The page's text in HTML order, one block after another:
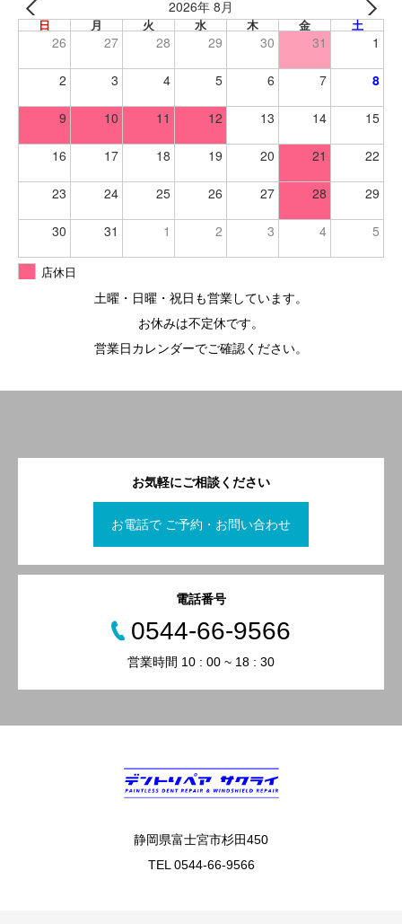
2026年 8月
日 月 火 水 木 金 土
26 27 28 29 30 31 1
2 3 4 5 6 7 8
9 10 11 12 13 14 15
16 17 18 19 20 21 22
23 24 25 26 27 28 29
30 31 1 2 3 4 5
店休日
土曜・日曜・祝日も営業しています。
お休みは不定休です。
営業日カレンダーでご確認ください。
お気軽にご相談ください
お電話で ご予約・お問い合わせ
電話番号
0544-66-9566
営業時間 10 : 00 ~ 18 : 30
静岡県富士宮市杉田450
TEL 0544-66-9566